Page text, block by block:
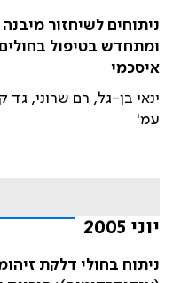
ניתוחים לשיחזור
ומתחדש בטיפול
איסכמי
ינאי בן-גל, רם שרוני, גד
עמ'
יוני 2005
ניתוח בחולי דלקת